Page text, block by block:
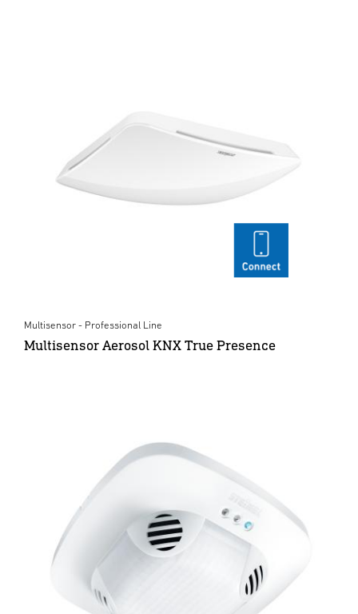
Multisensor - Professional Line
Multisensor Aerosol KNX True Presence